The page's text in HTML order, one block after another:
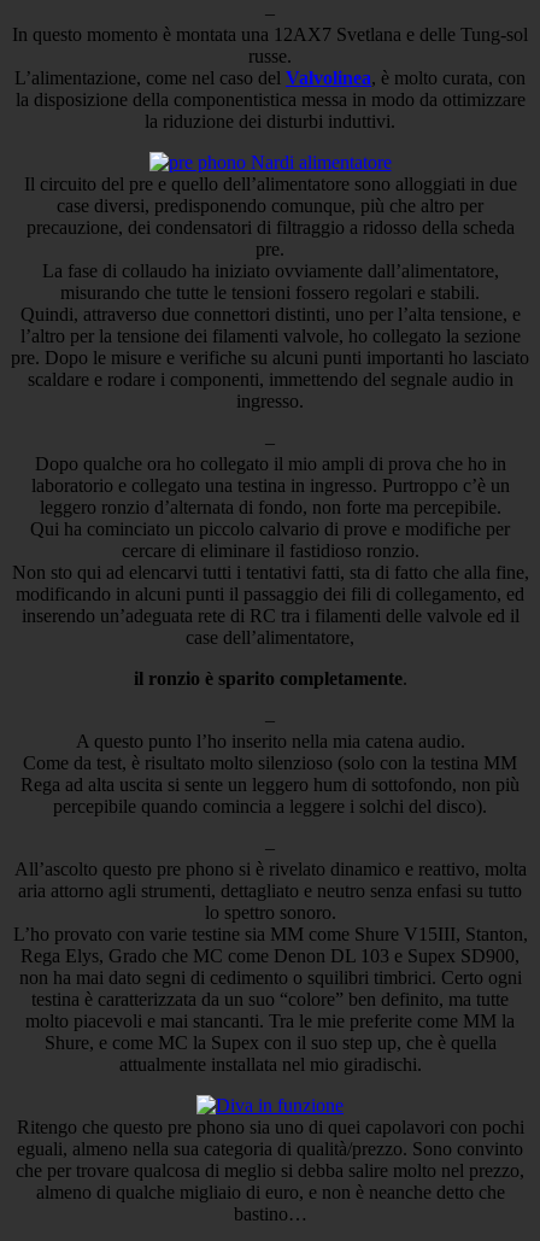
–
In questo momento è montata una 12AX7 Svetlana e delle Tung-sol
russe.
L’alimentazione, come nel caso del Valvolinea, è molto curata, con
la disposizione della componentistica messa in modo da ottimizzare
la riduzione dei disturbi induttivi.
Il circuito del pre e quello dell’alimentatore sono alloggiati in due
case diversi, predisponendo comunque, più che altro per
precauzione, dei condensatori di filtraggio a ridosso della scheda
pre.
La fase di collaudo ha iniziato ovviamente dall’alimentatore,
misurando che tutte le tensioni fossero regolari e stabili.
Quindi, attraverso due connettori distinti, uno per l’alta tensione, e
l’altro per la tensione dei filamenti valvole, ho collegato la sezione
pre. Dopo le misure e verifiche su alcuni punti importanti ho lasciato
scaldare e rodare i componenti, immettendo del segnale audio in
ingresso.
–
Dopo qualche ora ho collegato il mio ampli di prova che ho in
laboratorio e collegato una testina in ingresso. Purtroppo c’è un
leggero ronzio d’alternata di fondo, non forte ma percepibile.
Qui ha cominciato un piccolo calvario di prove e modifiche per
cercare di eliminare il fastidioso ronzio.
Non sto qui ad elencarvi tutti i tentativi fatti, sta di fatto che alla fine,
modificando in alcuni punti il passaggio dei fili di collegamento, ed
inserendo un’adeguata rete di RC tra i filamenti delle valvole ed il
case dell’alimentatore,
il ronzio è sparito completamente.
–
A questo punto l’ho inserito nella mia catena audio.
Come da test, è risultato molto silenzioso (solo con la testina MM
Rega ad alta uscita si sente un leggero hum di sottofondo, non più
percepibile quando comincia a leggere i solchi del disco).
–
All’ascolto questo pre phono si è rivelato dinamico e reattivo, molta
aria attorno agli strumenti, dettagliato e neutro senza enfasi su tutto
lo spettro sonoro.
L’ho provato con varie testine sia MM come Shure V15III, Stanton,
Rega Elys, Grado che MC come Denon DL 103 e Supex SD900,
non ha mai dato segni di cedimento o squilibri timbrici. Certo ogni
testina è caratterizzata da un suo “colore” ben definito, ma tutte
molto piacevoli e mai stancanti. Tra le mie preferite come MM la
Shure, e come MC la Supex con il suo step up, che è quella
attualmente installata nel mio giradischi.
Ritengo che questo pre phono sia uno di quei capolavori con pochi
eguali, almeno nella sua categoria di qualità/prezzo. Sono convinto
che per trovare qualcosa di meglio si debba salire molto nel prezzo,
almeno di qualche migliaio di euro, e non è neanche detto che
bastino…